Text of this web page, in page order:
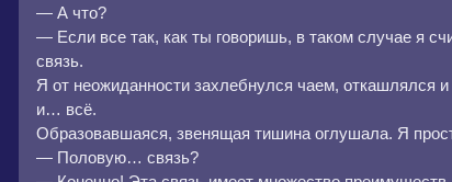
— А что?
— Если все так, как ты говоришь, в таком случае я
связь.
Я от неожиданности захлебнулся чаем, откашлялся
и… всё.
Образовавшаяся, звенящая тишина оглушала. Я
— Половую… связь?